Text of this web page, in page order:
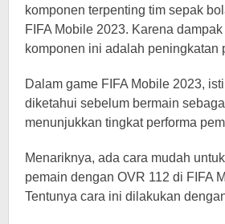
komponen terpenting tim sepak
FIFA Mobile 2023. Karena
komponen ini adalah peningkatan
Dalam game FIFA Mobile 2023,
diketahui sebelum bermain
menunjukkan tingkat performa
Menariknya, ada cara mudah
pemain dengan OVR 112 di FIFA
Tentunya cara ini dilakukan